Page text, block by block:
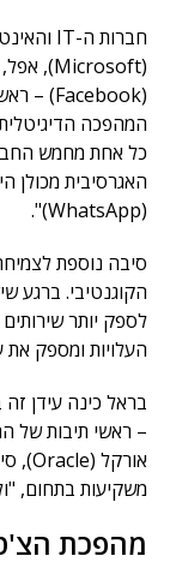
חברות ה-IT והאינטרנט הענקיות, אמר בראל, "
(Microsoft), אפל, גוגל,
המהפכה
כל אחת מחמש
האגרסיבית מכולן
(WhatsApp)".
סיבה נוספת
הקוגנטיבי. ברגע
לספק יותר
העלויות ומספק
– ראשי תיבות של
משקיעות בתחום,
מהפכת